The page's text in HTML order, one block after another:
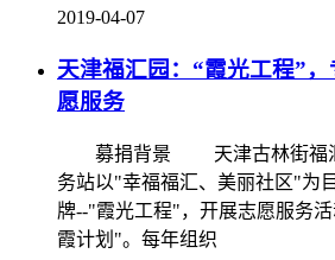
2019-04-07
天津福汇园：“霞光工程”
愿服务
募捐背景 天津古林街福汇
务站以"幸福福汇、美丽社区"为
牌--"霞光工程"，开展志愿服务
霞计划"。每年组织